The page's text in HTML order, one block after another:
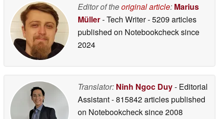
Editor of theoriginal article: Marius
Müller- Tech Writer- 5209 articles
published on Notebookchecksince
2024
Translator: Ninh Ngoc Duy- Editorial
Assistant- 815842 articles published
on Notebookchecksince 2008